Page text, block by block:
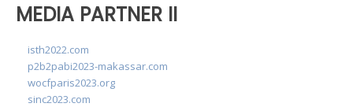
MEDIA PARTNER II
isth2022.com
p2b2pabi2023-makassar.com
wocfparis2023.org
sinc2023.com